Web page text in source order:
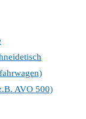
AVO 500)